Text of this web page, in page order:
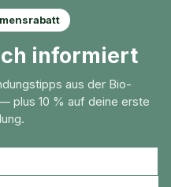
informiert
aus der Bio-
plus 10 % auf deine erste